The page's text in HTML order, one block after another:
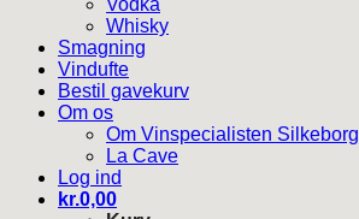
Vodka
Whisky
Smagning
Vindufte
Bestil gavekurv
Om os
Om Vinspecialisten Silkeborg
La Cave
Log ind
kr.0,00